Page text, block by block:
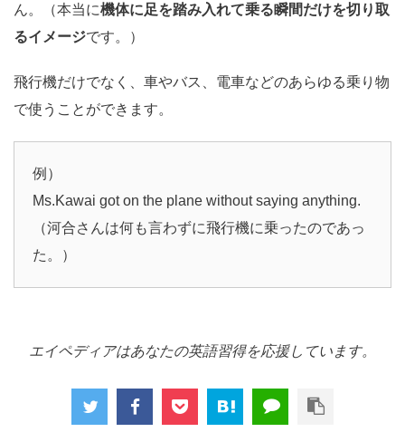
ん。（本当に機体に足を踏み入れて乗る瞬間だけを切り取
るイメージです。）
飛行機だけでなく、車やバス、電車などのあらゆる乗り物
で使うことができます。
例）
Ms.Kawai got on the plane without saying anything.
（河合さんは何も言わずに飛行機に乗ったのであっ
た。）
エイペディアはあなたの英語習得を応援しています。